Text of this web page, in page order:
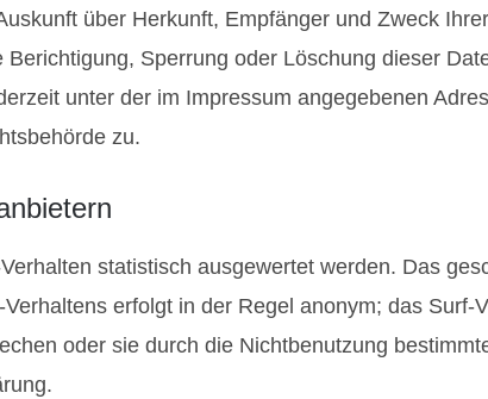
über Herkunft, Empfänger und Zweck
Sperrung oder Löschung dieser
unter der im Impressum angegebenen
zu.
statistisch ausgewertet werden. Das
erfolgt in der Regel anonym; das
oder sie durch die Nichtbenutzung